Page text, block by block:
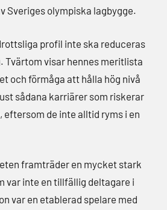
Sveriges olympiska lagbygge.
profil inte ska reduceras
Tvärtom visar hennes meritlista
och förmåga att hålla hög nivå
sådana karriärer som riskerar
de inte alltid ryms i en
framträder en mycket stark
var inte en tillfällig deltagare i
var en etablerad spelare med